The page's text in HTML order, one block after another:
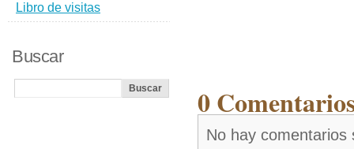
0
No hay comentarios
Libro de visitas
Buscar